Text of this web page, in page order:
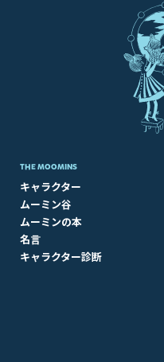
THE MOOMINS
キャラクター
ムーミン谷
ムーミンの本
名言
キャラクター診断